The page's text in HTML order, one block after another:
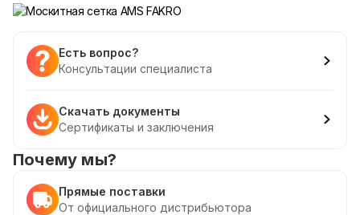
Есть вопрос?
Консультации специалиста
Скачать документы
Сертификаты и заключения
Почему мы?
Прямые поставки
От официального дистрибьютора